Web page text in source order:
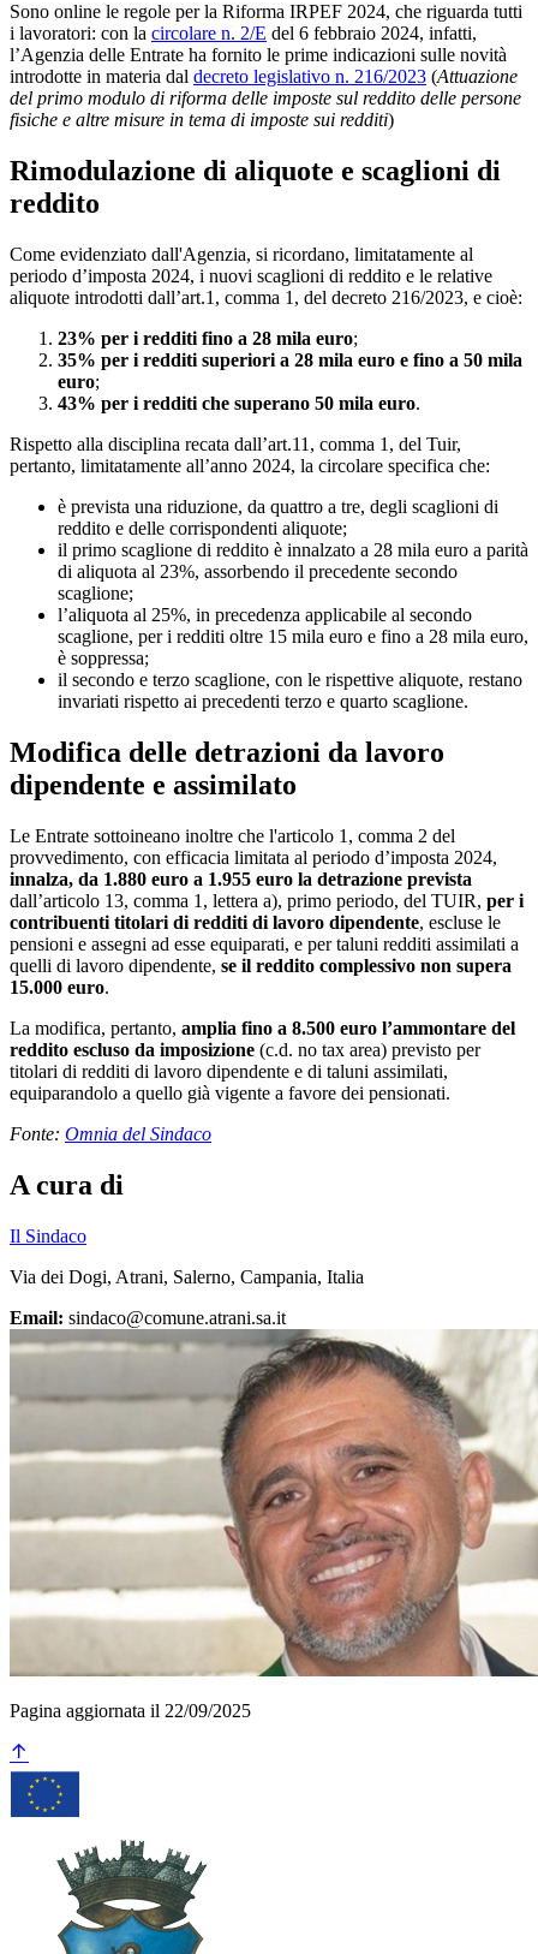
Sono online le regole per la Riforma IRPEF 2024, che riguarda tutti
i lavoratori: con la circolare n. 2/E del 6 febbraio 2024, infatti,
l’Agenzia delle Entrate ha fornito le prime indicazioni sulle novità
introdotte in materia dal decreto legislativo n. 216/2023 (Attuazione
del primo modulo di riforma delle imposte sul reddito delle persone
fisiche e altre misure in tema di imposte sui redditi)
Rimodulazione di aliquote e scaglioni di
reddito
Come evidenziato dall'Agenzia, si ricordano, limitatamente al
periodo d’imposta 2024, i nuovi scaglioni di reddito e le relative
aliquote introdotti dall’art.1, comma 1, del decreto 216/2023, e cioè:
23% per i redditi fino a 28 mila euro;
35% per i redditi superiori a 28 mila euro e fino a 50 mila
euro;
43% per i redditi che superano 50 mila euro.
Rispetto alla disciplina recata dall’art.11, comma 1, del Tuir,
pertanto, limitatamente all’anno 2024, la circolare specifica che:
è prevista una riduzione, da quattro a tre, degli scaglioni di
reddito e delle corrispondenti aliquote;
il primo scaglione di reddito è innalzato a 28 mila euro a parità
di aliquota al 23%, assorbendo il precedente secondo
scaglione;
l’aliquota al 25%, in precedenza applicabile al secondo
scaglione, per i redditi oltre 15 mila euro e fino a 28 mila euro,
è soppressa;
il secondo e terzo scaglione, con le rispettive aliquote, restano
invariati rispetto ai precedenti terzo e quarto scaglione.
Modifica delle detrazioni da lavoro
dipendente e assimilato
Le Entrate sottoineano inoltre che l'articolo 1, comma 2 del
provvedimento, con efficacia limitata al periodo d’imposta 2024,
innalza, da 1.880 euro a 1.955 euro la detrazione prevista
dall’articolo 13, comma 1, lettera a), primo periodo, del TUIR, per i
contribuenti titolari di redditi di lavoro dipendente, escluse le
pensioni e assegni ad esse equiparati, e per taluni redditi assimilati a
quelli di lavoro dipendente, se il reddito complessivo non supera
15.000 euro.
La modifica, pertanto, amplia fino a 8.500 euro l’ammontare del
reddito escluso da imposizione (c.d. no tax area) previsto per
titolari di redditi di lavoro dipendente e di taluni assimilati,
equiparandolo a quello già vigente a favore dei pensionati.
Fonte: Omnia del Sindaco
A cura di
Il Sindaco
Via dei Dogi, Atrani, Salerno, Campania, Italia
Email: sindaco@comune.atrani.sa.it
Pagina aggiornata il 22/09/2025